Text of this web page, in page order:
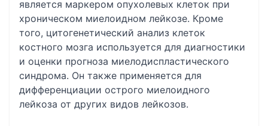
является маркером опухолевых клеток при
хроническом миелоидном лейкозе‍. Кроме
того, цитогенетический анализ клеток
костного мозга используется для диагностики
и оценки прогноза миелодиспластического
синдрома. Он также применяется для
дифференциации острого миелоидного
лейкоза от других видов лейкозов.